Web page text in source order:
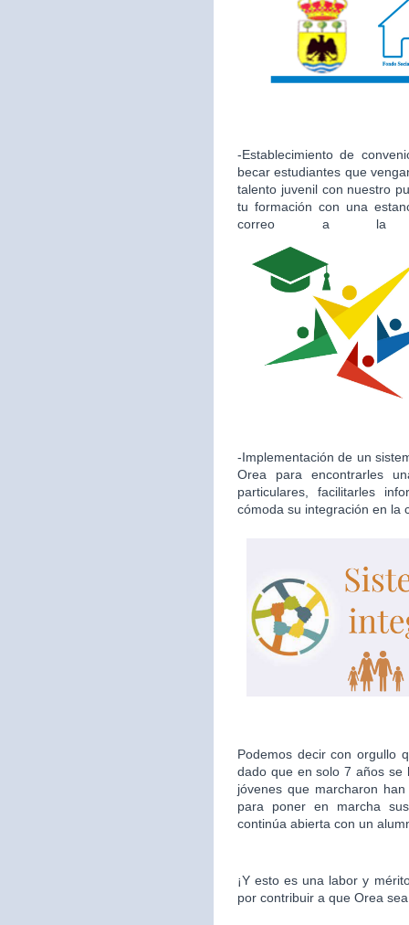
-Establecimiento de
becar estudiantes que
talento juvenil con nuestro
tu formación con una
correo a la
-Implementación de un
Orea para encontrarles
particulares, facilitarles
cómoda su integración en la
Podemos decir con orgullo
dado que en solo 7 años se
jóvenes que marcharon
para poner en marcha
continúa abierta con un
¡Y esto es una labor y
por contribuir a que Orea